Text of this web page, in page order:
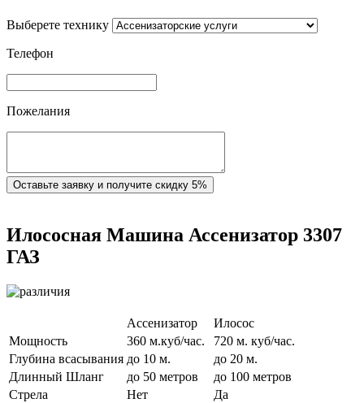
Выберете технику
Телефон
Пожелания
Оставьте заявку и получите скидку 5%
Илососная Машина Ассенизатор 3307
ГАЗ
Ассенизатор
Илосос
Мощность
360 м.куб/час.
720 м. куб/час.
Глубина всасывания до 10 м.
до 20 м.
Длинный Шланг
до 50 метров
до 100 метров
Стрела
Нет
Да